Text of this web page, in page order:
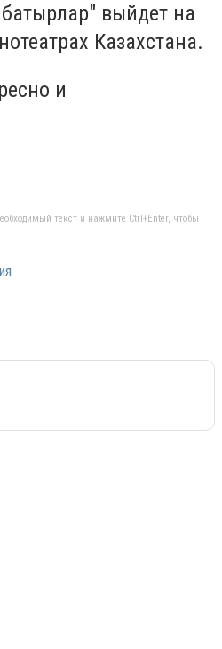
выйдет на
Казахстана.
и
текст и нажмите Ctrl+Enter, чтобы